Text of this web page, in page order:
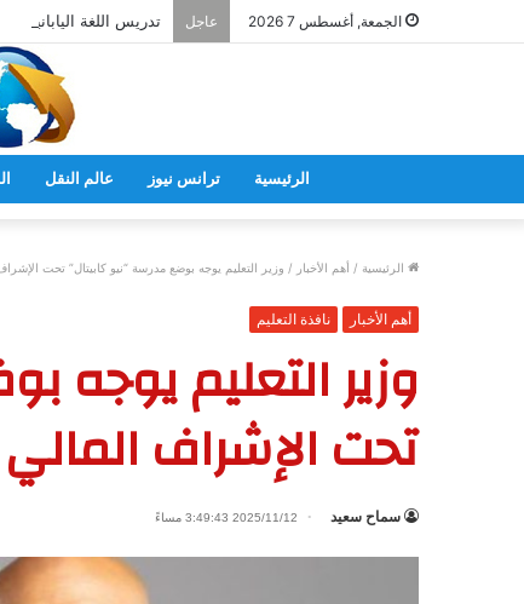
الجمعة, أغسطس 7 2026 عاجل تدريس اللغة اليابانية
الرئيسية ترانس نيوز عالم النقل
الرئيسية / أهم الأخبار / وزير التعليم يوجه بوضع مدرسة “نيو كابيتال” تحت
أهم الأخبار نافذة التعليم
وزير التعليم يوجه
تحت الإشراف المالي
سماح سعيد 2025/11/12 3:49:43 مساءً